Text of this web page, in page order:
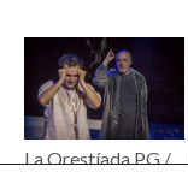
La Orestíada PG /